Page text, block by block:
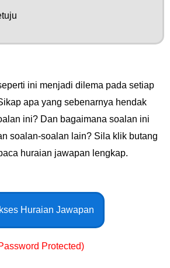
ini menjadi dilema pada setiap
apa yang sebenarnya hendak
ini? Dan bagaimana soalan ini
soalan-soalan lain? Sila klik butang
huraian jawapan lengkap.
Huraian Jawapan
Protected)